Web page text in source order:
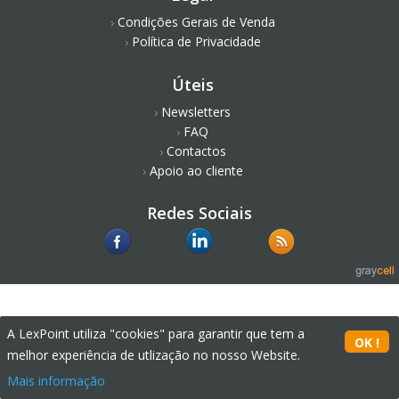
Condições Gerais de Venda
Política de Privacidade
Úteis
Newsletters
FAQ
Contactos
Apoio ao cliente
Redes Sociais
A LexPoint utiliza "cookies" para garantir que tem a
melhor experiência de utlização no nosso Website.
Mais informação